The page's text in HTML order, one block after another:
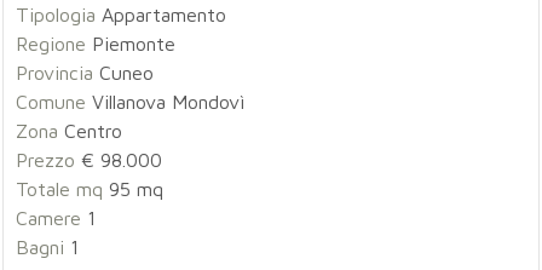
Tipologia Appartamento
Regione Piemonte
Provincia Cuneo
Comune Villanova Mondovì
Zona Centro
Prezzo € 98.000
Totale mq 95 mq
Camere 1
Bagni 1